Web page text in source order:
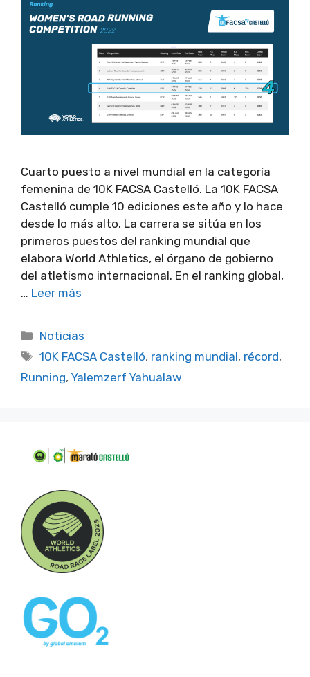
Cuarto puesto a nivel mundial en la categoría
femenina de 10K FACSA Castelló. La 10K FACSA
Castelló cumple 10 ediciones este año y lo hace
desde lo más alto. La carrera se sitúa en los
primeros puestos del ranking mundial que
elabora World Athletics, el órgano de gobierno
del atletismo internacional. En el ranking global,
… Leer más
Categorías
Noticias
Etiquetas
10K FACSA Castelló, ranking mundial, récord,
Running, Yalemzerf Yahualaw